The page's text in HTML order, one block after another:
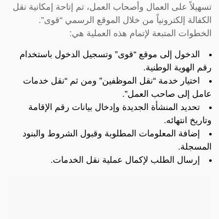
تسهيلاً على العمال وأصحاب العمل، تم إتاحة إمكانية نقل
الكفالة إلكترونياً من خلال الموقع الرسمي “قوى”.
الخطوات المتبعة لإتمام هذه العملية هي:
الدخول إلى موقع “قوى” وتسجيل الدخول باستخدام
رقم الهوية الوطنية.
اختيار خدمة “نقل الموظفين” ومن ثم “نقل خدمات
عامل إلى صاحب العمل”.
تحديد المنشأة الجديدة وإدخال بيانات رقم الإقامة
وتاريخ انتهائه.
إضافة المعلومات المطلوبة وقبول الشروط والبنود
المسجلة.
إرسال الطلب لإكمال عملية نقل الخدمات.